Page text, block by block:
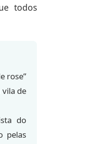
todos
rose”
de
do
pelas